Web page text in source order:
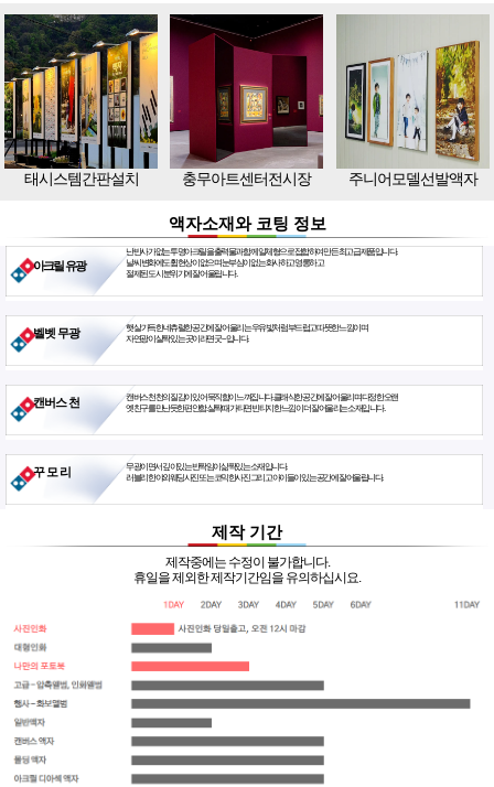
태시스템간판설치 충무아트센터전시장 주니어모델선발액자
액자소재와 코팅 정보
아크릴 유광
난반사가 없는 투명아크릴을 출력물과 함께 일체형으로 접합하여 만든 최고급 제품입니다.
날씨 변화에도 휨현상이 없으며 눈부심이 없는 화사하고 영롱하고
절제된 도시 분위기에 잘 어울립니다.
벨벳 무광
햇살 가득한 네츄럴한 공간에 잘 어울리는 우유빛처럼 부드럽고 따뜻한 느낌이며
자연광이 살짝 있는 곳이라면 굿~ 입니다.
캔버스 천
캔버스천 천의 질감이 있어 묵직함이 느껴집니다. 클래식한 공간에 잘 어울리며 다정한 오랜
옛친구를 만난듯한 편안함. 살짝 때가 타면 빈티지한 느낌이 더 잘 어울리는 소재입니다.
꾸 모 리
무광이면서 깊이있는 반짝임이 삶짝있는 소재입니다.
러블리한 야외웨딩사진 또는 코믹한사진 그리고 아이들이 있는 공간에 잘 어울립니다.
제작 기간
제작중에는 수정이 불가합니다.
휴일을 제외한 제작기간임을 유의하십시요.